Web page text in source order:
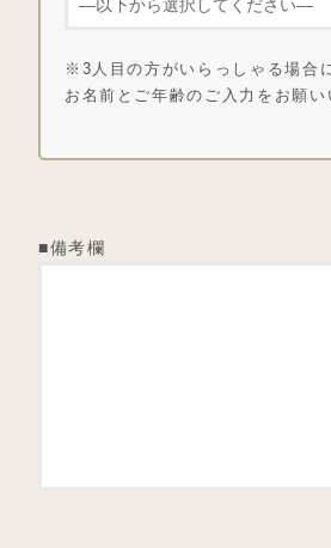
※3人目の方がいらっしゃる場合
お名前とご年齢のご入力をお願い
■備考欄